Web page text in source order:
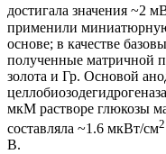
достигала значения ~2
применили
основе; в качестве
полученные матричной
золота и Гр. Основой
мкМ растворе глюкозы
составляла ~1.6 мкВт/см2
В.